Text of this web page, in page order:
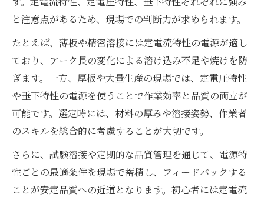
と注意点があるため、現場での判断力が求められます。
たとえば、薄板や精密溶接には定電流特性の電源が適し
ており、アーク長の変化による溶け込み不足や焼けを防
ぎます。一方、厚板や大量生産の現場では、定電圧特性
や垂下特性の電源を使うことで作業効率と品質の両立が
可能です。選定時には、材料の厚みや溶接姿勢、作業者
のスキルを総合的に考慮することが大切です。
さらに、試験溶接や定期的な品質管理を通じて、電源特
性ごとの最適条件を現場で蓄積し、フィードバックする
ことが安定品質への近道となります。初心者には定電流